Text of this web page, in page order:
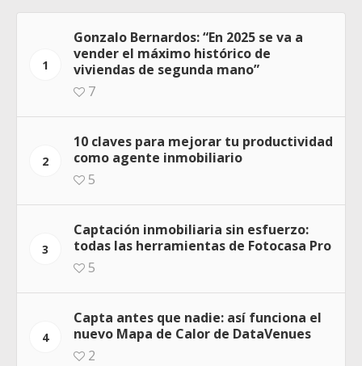
1
Gonzalo Bernardos: “En 2025 se va a
vender el máximo histórico de
viviendas de segunda mano”
7
2
10 claves para mejorar tu productividad
como agente inmobiliario
5
3
Captación inmobiliaria sin esfuerzo:
todas las herramientas de Fotocasa Pro
5
4
Capta antes que nadie: así funciona el
nuevo Mapa de Calor de DataVenues
2